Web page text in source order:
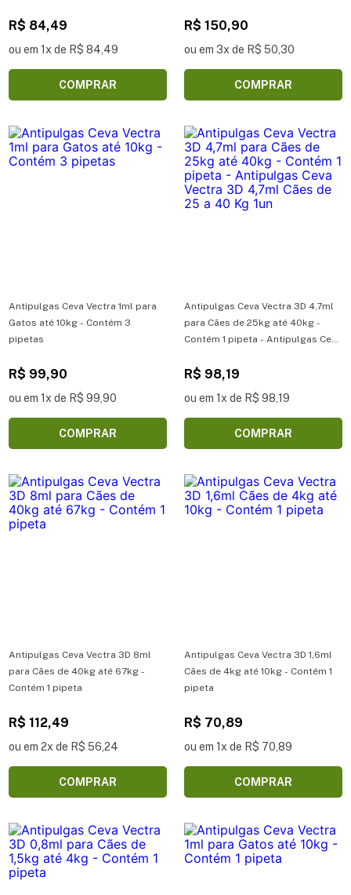
R$ 84,49
ou em 1x de R$ 84,49
COMPRAR
R$ 150,90
ou em 3x de R$ 50,30
COMPRAR
Antipulgas Ceva Vectra 1ml para
Gatos até 10kg - Contém 3
pipetas
R$ 99,90
ou em 1x de R$ 99,90
COMPRAR
Antipulgas Ceva Vectra 3D 4,7ml
para Cães de 25kg até 40kg -
Contém 1 pipeta - Antipulgas Ceva
Kg 1un
R$ 98,19
ou em 1x de R$ 98,19
COMPRAR
Antipulgas Ceva Vectra 3D 8ml
para Cães de 40kg até 67kg -
Contém 1 pipeta
R$ 112,49
ou em 2x de R$ 56,24
COMPRAR
Antipulgas Ceva Vectra 3D 1,6ml
Cães de 4kg até 10kg - Contém 1
pipeta
R$ 70,89
ou em 1x de R$ 70,89
COMPRAR